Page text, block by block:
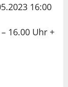
16:00
16.00 Uhr +